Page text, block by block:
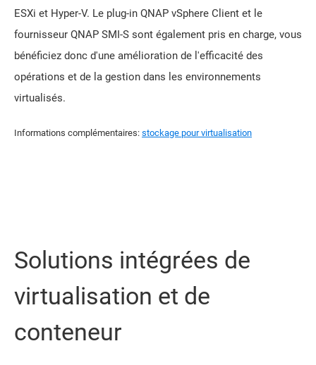
ESXi et Hyper-V. Le plug-in QNAP vSphere Client et le
fournisseur QNAP SMI-S sont également pris en charge, vous
bénéficiez donc d'une amélioration de l'efficacité des
opérations et de la gestion dans les environnements
virtualisés.
Informations complémentaires: stockage pour virtualisation
Solutions intégrées de
virtualisation et de
conteneur